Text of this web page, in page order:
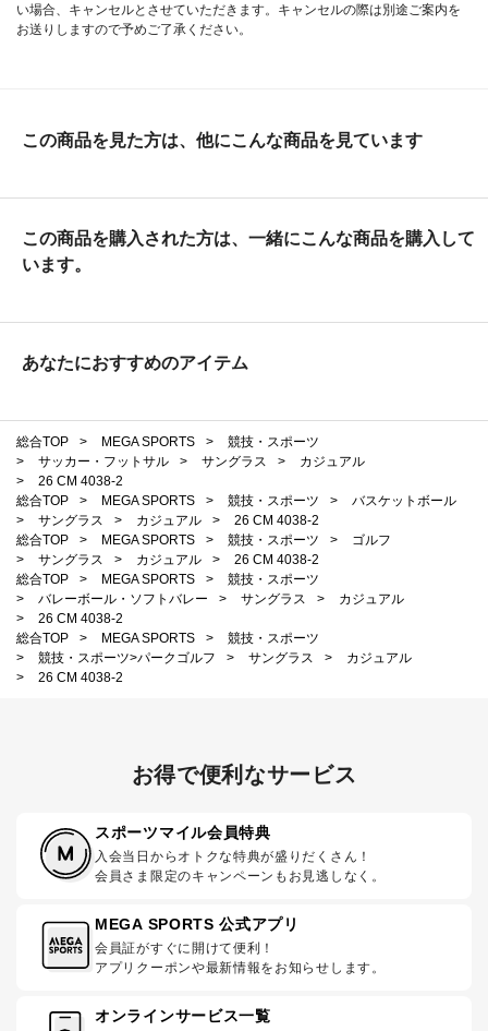
い場合、キャンセルとさせていただきます。キャンセルの際は別途ご案内を
お送りしますので予めご了承ください。
この商品を見た方は、他にこんな商品を見ています
この商品を購入された方は、一緒にこんな商品を購入して
います。
あなたにおすすめのアイテム
総合TOP > MEGA SPORTS >
競技・スポーツ
>
サッカー・フットサル > サングラス >
カジュアル
>
26 CM 4038-2
総合TOP
> MEGA SPORTS > 競技・スポーツ >
バスケットボール
>
サングラス > カジュアル >
26 CM 4038-2
総合TOP
> MEGA SPORTS > 競技・スポーツ >
ゴルフ
>
サングラス > カジュアル >
26 CM 4038-2
総合TOP
> MEGA SPORTS >
競技・スポーツ
>
バレーボール・ソフトバレー > サングラス >
カジュアル
>
26 CM 4038-2
総合TOP
> MEGA SPORTS >
競技・スポーツ
>
競技・スポーツ>パークゴルフ > サングラス >
カジュアル
>
26 CM 4038-2
お得で便利なサービス
スポーツマイル会員特典
入会当日からオトクな特典が盛りだくさん！
会員さま限定のキャンペーンもお見逃しなく。
MEGA SPORTS 公式アプリ
会員証がすぐに開けて便利！
アプリクーポンや最新情報をお知らせします。
オンラインサービス一覧